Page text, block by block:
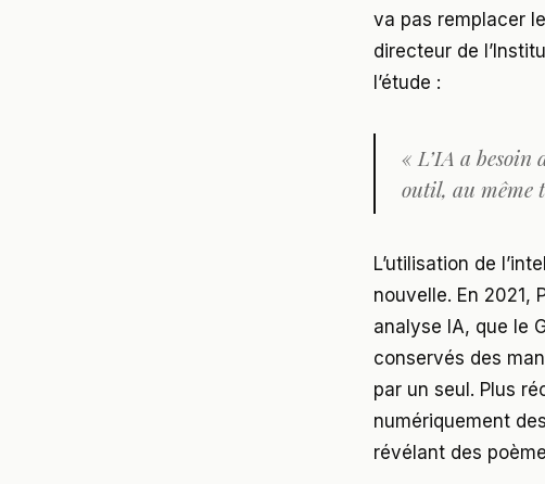
va pas remplacer
directeur de
l’étude :
« L’IA a besoin
outil, au même
L’utilisation de
nouvelle. En 2021,
analyse IA, que le
conservés des
par un seul. Plus
numériquement
révélant des